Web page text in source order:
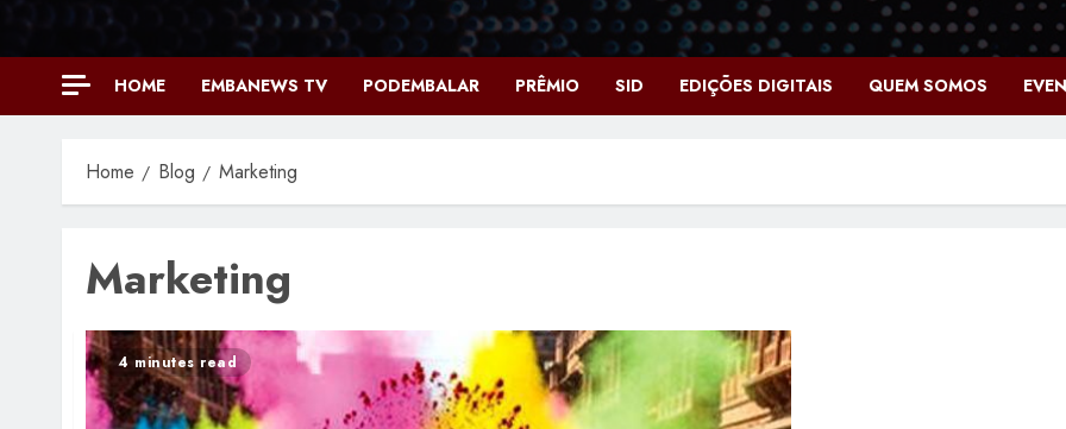
HOME EMBANEWS TV PODEMBALAR PRÊMIO SID EDIÇÕES DIGITAIS QUEM SOMOS
Home Blog Marketing
Marketing
4 minutes read